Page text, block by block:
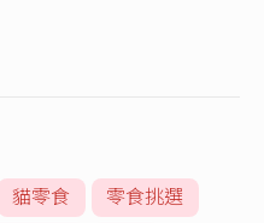
貓零食
零食挑選